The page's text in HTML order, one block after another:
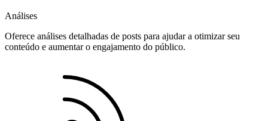
Análises
Oferece análises detalhadas de posts para ajudar a otimizar seu
conteúdo e aumentar o engajamento do público.